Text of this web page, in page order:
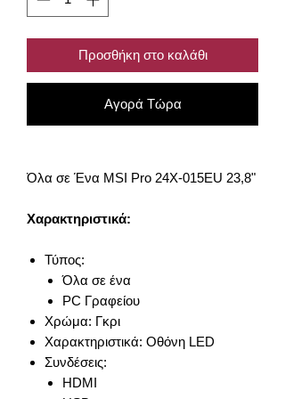
Προσθήκη στο καλάθι
Αγορά Τώρα
Όλα σε Ένα MSI Pro 24X-015EU 23,8"
Χαρακτηριστικά:
Τύπος:
Όλα σε ένα
PC Γραφείου
Χρώμα: Γκρι
Χαρακτηριστικά: Οθόνη LED
Συνδέσεις:
HDMI